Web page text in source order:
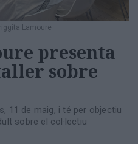
Lamoure
presenta
sobre
11 de maig, i té per objectiu
sobre el col·lectiu